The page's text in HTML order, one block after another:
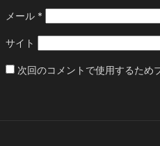
メール *
サイト
次回のコメントで使用するため